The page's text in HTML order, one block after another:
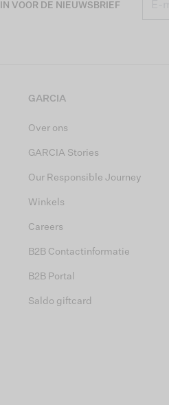
VOOR DE NIEUWSBRIEF
GARCIA
Over ons
GARCIA Stories
Our Responsible Journey
Winkels
Careers
B2B Contactinformatie
B2B Portal
Saldo giftcard